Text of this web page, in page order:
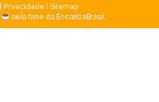
Privacidade
Sitemap
pelo time do EncontraBrasil